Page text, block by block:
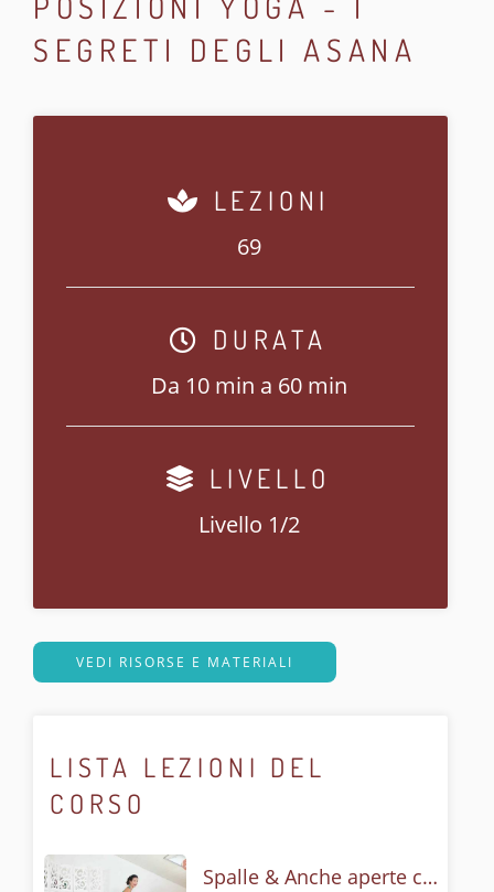
SEGRETI DEGLI ASANA
LEZIONI
69
DURATA
Da 10 min a 60 min
LIVELLO
Livello 1/2
VEDI RISORSE E MATERIALI
LISTA LEZIONI DEL
CORSO
Spalle & Anche aperte con Gomukasana - Flow lento e posturale